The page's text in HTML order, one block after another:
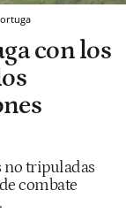
con los
no tripuladas
combate